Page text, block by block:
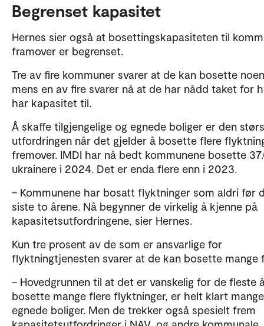
Begrenset kapasitet
Hernes sier også at bosettingskapasiteten til
framover er begrenset.
Tre av fire kommuner svarer at de kan bosette
mens en av fire svarer nå at de har nådd taket for
har kapasitet til.
Å skaffe tilgjengelige og egnede boliger er den
utfordringen når det gjelder å bosette flere
fremover. IMDI har nå bedt kommunene bosette
ukrainere i 2024. Det er enda flere enn i 2023.
– Kommunene har bosatt flyktninger som aldri før
siste to årene. Nå begynner de virkelig å kjenne på
kapasitetsutfordringene, sier Hernes.
Kun tre prosent av de som er ansvarlige for
flyktningtjenesten svarer at de kan bosette mange
– Hovedgrunnen til at det er vanskelig for de fleste
bosette mange flere flyktninger, er helt klart
egnede boliger. Men de trekker også spesielt frem